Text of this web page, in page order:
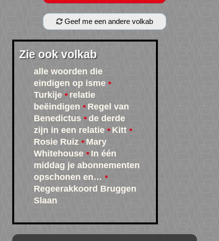
Geef me een andere volkab
Zie ook volkab
alle woorden die
eindigen op isme
Turkije
relatie
beëindigen
Regel van
Benedictus
de derde
zijn in een relatie
Kitt
Rosie Ruiz
Mary
Whitehouse
In één
middag je abonnementen
opschonen en…
Regeerakkoord Bruggen
Slaan